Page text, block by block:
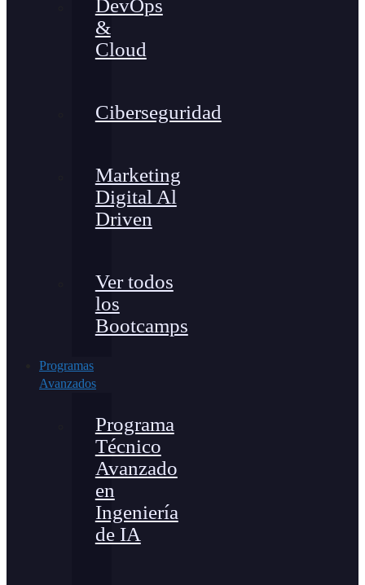
DevOps
&
Cloud
Ciberseguridad
Marketing
Digital Al
Driven
Ver todos
los
Bootcamps
Programas
Avanzados
Programa
Técnico
Avanzado
en
Ingeniería
de IA